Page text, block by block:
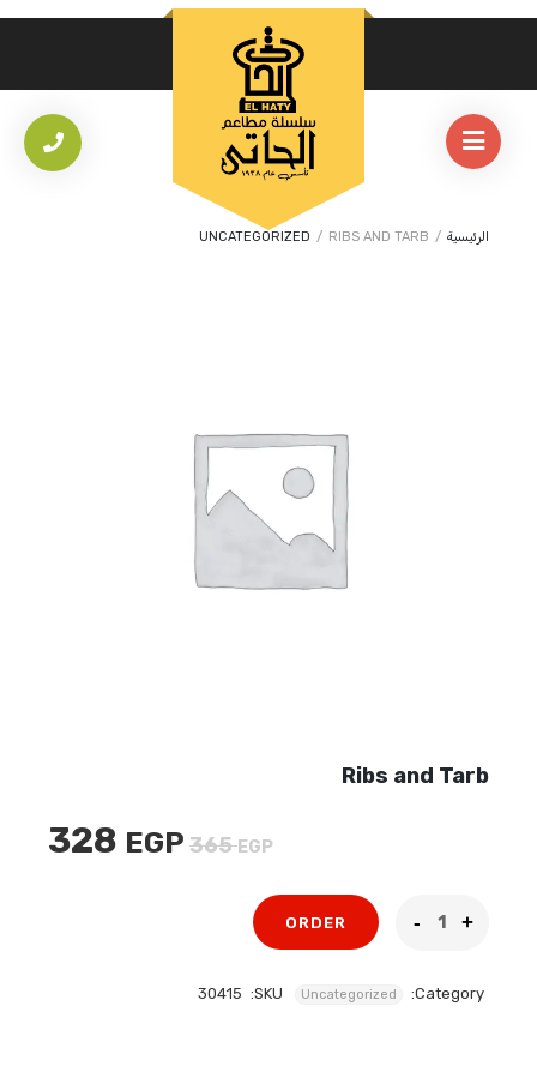
الرئيسية /
UNCATEGORIZED / RIBS AND TARB
Ribs and Tarb
365EGP
السعر
328 EGP
ORDER
Category:
Uncategorized
SKU:
30415